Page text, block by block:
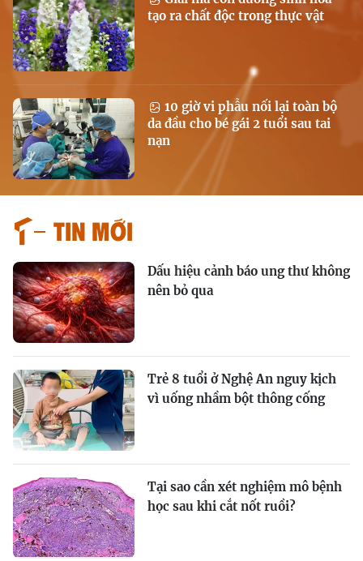
tạo ra chất độc trong thực vật
10 giờ vi phẫu nối lại toàn bộ
da đầu cho bé gái 2 tuổi sau tai
nạn
Tin mới
Dấu hiệu cảnh báo ung thư không
nên bỏ qua
Trẻ 8 tuổi ở Nghệ An nguy kịch
vì uống nhầm bột thông cống
Tại sao cần xét nghiệm mô bệnh
học sau khi cắt nốt ruồi?